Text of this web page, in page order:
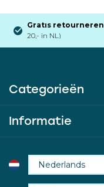
Gratis retourneren
20,- in NL)
Categorieën
Informatie